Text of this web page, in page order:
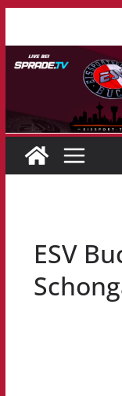
springen
ESV